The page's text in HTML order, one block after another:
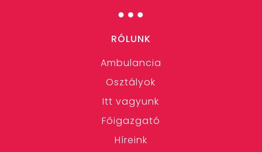
…
RÓLUNK
Ambulancia
Osztályok
Itt vagyunk
Főigazgató
Híreink